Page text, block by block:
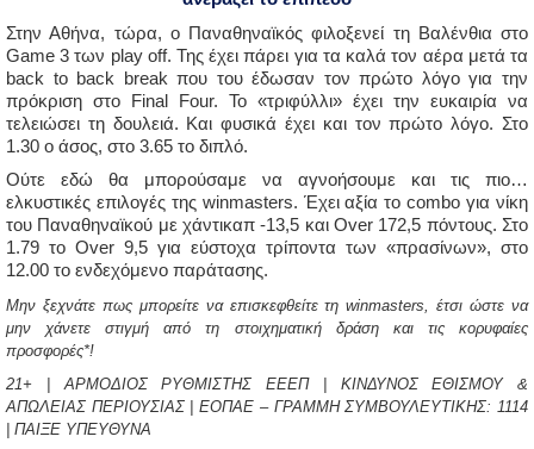
Στην Αθήνα, τώρα, ο Παναθηναϊκός φιλοξενεί τη Βαλένθια στο
Game 3 των play off. Της έχει πάρει για τα καλά τον αέρα μετά τα
back to back break που του έδωσαν τον πρώτο λόγο για την
πρόκριση στο Final Four. Το «τριφύλλι» έχει την ευκαιρία να
τελειώσει τη δουλειά. Και φυσικά έχει και τον πρώτο λόγο. Στο
1.30 ο άσος, στο 3.65 το διπλό.
Ούτε εδώ θα μπορούσαμε να αγνοήσουμε και τις πιο…
ελκυστικές επιλογές της winmasters. Έχει αξία το combo για νίκη
του Παναθηναϊκού με χάντικαπ -13,5 και Over 172,5 πόντους. Στο
1.79 το Over 9,5 για εύστοχα τρίποντα των «πρασίνων», στο
12.00 το ενδεχόμενο παράτασης.
Μην ξεχνάτε πως μπορείτε να επισκεφθείτε τη winmasters, έτσι ώστε να
μην χάνετε στιγμή από τη στοιχηματική δράση και τις κορυφαίες
προσφορές*!
21+ | ΑΡΜΟΔΙΟΣ ΡΥΘΜΙΣΤΗΣ ΕΕΕΠ | ΚΙΝΔΥΝΟΣ ΕΘΙΣΜΟΥ &
ΑΠΩΛΕΙΑΣ ΠΕΡΙΟΥΣΙΑΣ | ΕΟΠΑΕ – ΓΡΑΜΜΗ ΣΥΜΒΟΥΛΕΥΤΙΚΗΣ: 1114
| ΠΑΙΞΕ ΥΠΕΥΘΥΝΑ